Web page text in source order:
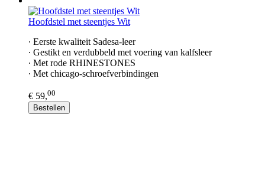
Hoofdstel met steentjes Wit
∙ Eerste kwaliteit Sadesa-leer
∙ Gestikt en verdubbeld met voering van kalfsleer
∙ Met rode RHINESTONES
∙ Met chicago-schroefverbindingen
€ 59,00
Bestellen